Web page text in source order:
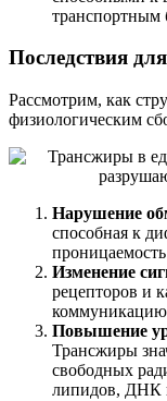
транспортным
Последствия
Рассмотрим, как
физиологическим
Нарушение
способная к
Изменение
рецепторов и
Повышение
Трансжиры
свободных
липидов, ДНК